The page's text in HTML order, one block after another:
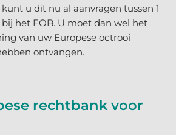
u dit nu al aanvragen tussen 1
het EOB. U moet dan wel het
van uw Europese octrooi
ontvangen.
rechtbank voor